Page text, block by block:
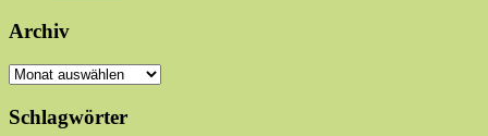
Archiv
Archiv
Schlagwörter